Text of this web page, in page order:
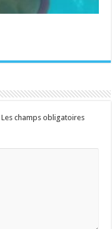
Les champs obligatoires